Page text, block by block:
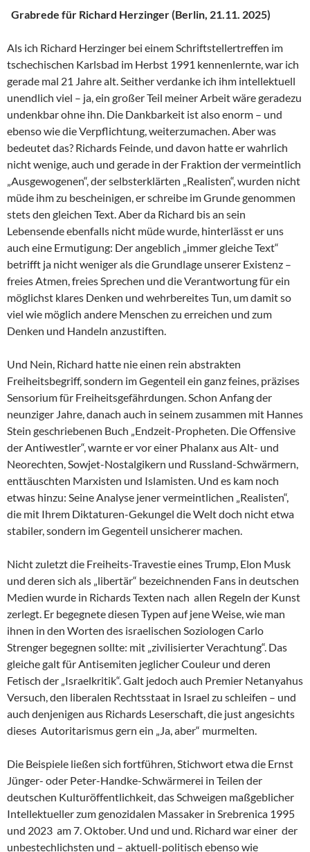
Grabrede für Richard Herzinger (Berlin, 21.11. 2025)
Als ich Richard Herzinger bei einem Schriftstellertreffen im
tschechischen Karlsbad im Herbst 1991 kennenlernte, war ich
gerade mal 21 Jahre alt. Seither verdanke ich ihm intellektuell
unendlich viel – ja, ein großer Teil meiner Arbeit wäre geradezu
undenkbar ohne ihn. Die Dankbarkeit ist also enorm – und
ebenso wie die Verpflichtung, weiterzumachen. Aber was
bedeutet das? Richards Feinde, und davon hatte er wahrlich
nicht wenige, auch und gerade in der Fraktion der vermeintlich
„Ausgewogenen“, der selbsterklärten „Realisten“, wurden nicht
müde ihm zu bescheinigen, er schreibe im Grunde genommen
stets den gleichen Text. Aber da Richard bis an sein
Lebensende ebenfalls nicht müde wurde, hinterlässt er uns
auch eine Ermutigung: Der angeblich „immer gleiche Text“
betrifft ja nicht weniger als die Grundlage unserer Existenz –
freies Atmen, freies Sprechen und die Verantwortung für ein
möglichst klares Denken und wehrbereites Tun, um damit so
viel wie möglich andere Menschen zu erreichen und zum
Denken und Handeln anzustiften.
Und Nein, Richard hatte nie einen rein abstrakten
Freiheitsbegriff, sondern im Gegenteil ein ganz feines, präzises
Sensorium für Freiheitsgefährdungen. Schon Anfang der
neunziger Jahre, danach auch in seinem zusammen mit Hannes
Stein geschriebenen Buch „Endzeit-Propheten. Die Offensive
der Antiwestler“, warnte er vor einer Phalanx aus Alt- und
Neorechten, Sowjet-Nostalgikern und Russland-Schwärmern,
enttäuschten Marxisten und Islamisten. Und es kam noch
etwas hinzu: Seine Analyse jener vermeintlichen „Realisten“,
die mit Ihrem Diktaturen-Gekungel die Welt doch nicht etwa
stabiler, sondern im Gegenteil unsicherer machen.
Nicht zuletzt die Freiheits-Travestie eines Trump, Elon Musk
und deren sich als „libertär“ bezeichnenden Fans in deutschen
Medien wurde in Richards Texten nach allen Regeln der Kunst
zerlegt. Er begegnete diesen Typen auf jene Weise, wie man
ihnen in den Worten des israelischen Soziologen Carlo
Strenger begegnen sollte: mit „zivilisierter Verachtung“. Das
gleiche galt für Antisemiten jeglicher Couleur und deren
Fetisch der „Israelkritik“. Galt jedoch auch Premier Netanyahus
Versuch, den liberalen Rechtsstaat in Israel zu schleifen – und
auch denjenigen aus Richards Leserschaft, die just angesichts
dieses Autoritarismus gern ein „Ja, aber“ murmelten.
Die Beispiele ließen sich fortführen, Stichwort etwa die Ernst
Jünger- oder Peter-Handke-Schwärmerei in Teilen der
deutschen Kulturöffentlichkeit, das Schweigen maßgeblicher
Intellektueller zum genozidalen Massaker in Srebrenica 1995
und 2023 am 7. Oktober. Und und und. Richard war einer der
unbestechlichsten und – aktuell-politisch ebenso wie